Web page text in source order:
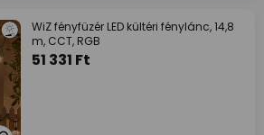
WiZ fényfüzér LED kültéri fénylánc, 14,8
m, CCT, RGB
51 331 Ft